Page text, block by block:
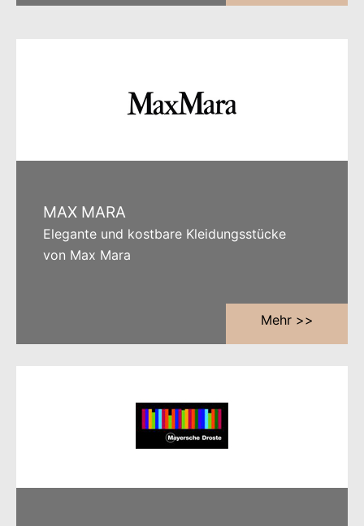
MAX MARA
Elegante und kostbare Kleidungsstücke
von Max Mara
Mehr >>